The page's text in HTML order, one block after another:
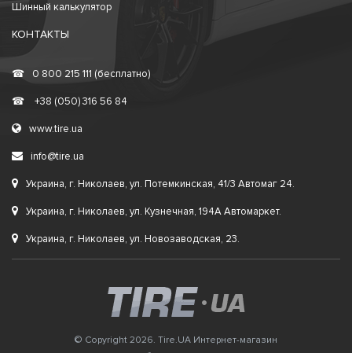
Шинный калькулятор
КОНТАКТЫ
☎ 0 800 215 111 (бесплатно)
☎ +38 (050) 316 56 84
www.tire.ua
info@tire.ua
Украина, г. Николаев, ул. Потемкинская, 41/3 Автомаг 24.
Украина, г. Николаев, ул. Кузнечная, 194А Автомаркет.
Украина, г. Николаев, ул. Новозаводская, 23.
© Copyright 2026. Tire.UA Интернет-магазин